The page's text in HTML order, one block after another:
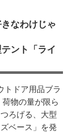
なわけじゃ
ント「ライ
トドア用品ブラ
物の量が限ら
ろげる、大型
ベース」を発